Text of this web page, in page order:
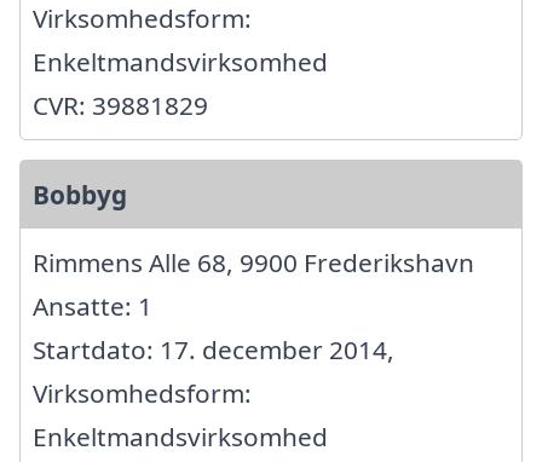
Virksomhedsform:
Enkeltmandsvirksomhed
CVR: 39881829
Bobbyg
Rimmens Alle 68, 9900 Frederikshavn
Ansatte: 1
Startdato: 17. december 2014,
Virksomhedsform:
Enkeltmandsvirksomhed